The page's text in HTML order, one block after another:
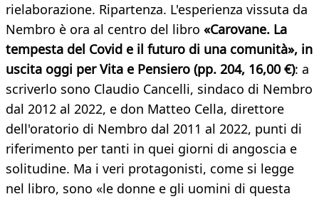
rielaborazione. Ripartenza. L'esperienza vissuta da
Nembro è ora al centro del libro «Carovane. La
tempesta del Covid e il futuro di una comunità», in
uscita oggi per Vita e Pensiero (pp. 204, 16,00 €): a
scriverlo sono Claudio Cancelli, sindaco di Nembro
dal 2012 al 2022, e don Matteo Cella, direttore
dell'oratorio di Nembro dal 2011 al 2022, punti di
riferimento per tanti in quei giorni di angoscia e
solitudine. Ma i veri protagonisti, come si legge
nel libro, sono «le donne e gli uomini di questa